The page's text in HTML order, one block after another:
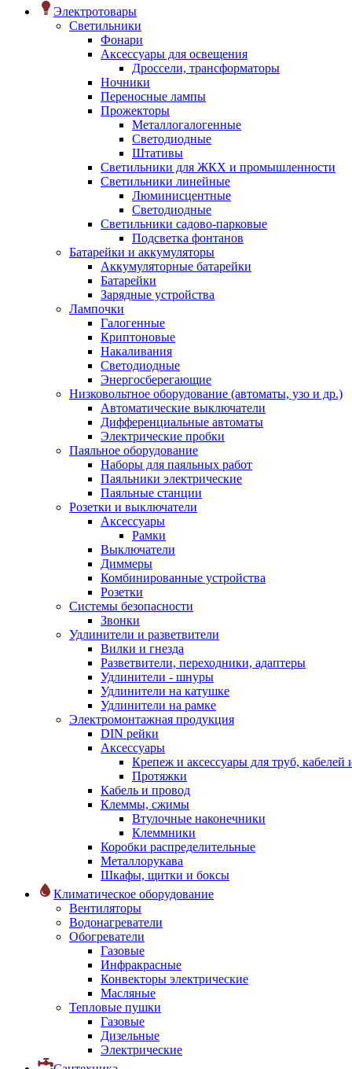
Электротовары
Светильники
Фонари
Аксессуары для освещения
Дроссели, трансформаторы
Ночники
Переносные лампы
Прожекторы
Металлогалогенные
Светодиодные
Штативы
Светильники для ЖКХ и промышленности
Светильники линейные
Люминисцентные
Светодиодные
Светильники садово-парковые
Подсветка фонтанов
Батарейки и аккумуляторы
Аккумуляторные батарейки
Батарейки
Зарядные устройства
Лампочки
Галогенные
Криптоновые
Накаливания
Светодиодные
Энергосберегающие
Низковольтное оборудование (автоматы, узо и др.)
Автоматические выключатели
Дифференциальные автоматы
Электрические пробки
Паяльное оборудование
Наборы для паяльных работ
Паяльники электрические
Паяльные станции
Розетки и выключатели
Аксессуары
Рамки
Выключатели
Диммеры
Комбинированные устройства
Розетки
Системы безопасности
Звонки
Удлинители и разветвители
Вилки и гнезда
Разветвители, переходники, адаптеры
Удлинители - шнуры
Удлинители на катушке
Удлинители на рамке
Электромонтажная продукция
DIN рейки
Аксессуары
Крепеж и аксессуары для труб, кабелей
Протяжки
Кабель и провод
Клеммы, сжимы
Втулочные наконечники
Клеммники
Коробки распределительные
Металлорукава
Шкафы, щитки и боксы
Климатическое оборудование
Вентиляторы
Водонагреватели
Обогреватели
Газовые
Инфракрасные
Конвекторы электрические
Масляные
Тепловые пушки
Газовые
Дизельные
Электрические